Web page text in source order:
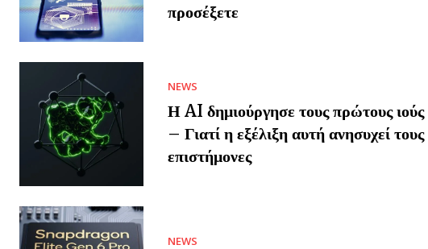
προσέξετε
NEWS
Η AI δημιούργησε τους πρώτους ιούς
– Γιατί η εξέλιξη αυτή ανησυχεί τους
επιστήμονες
NEWS